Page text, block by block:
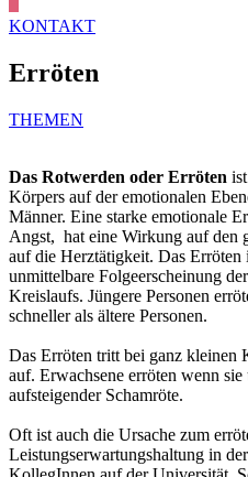
KONTAKT
Erröten
THEMEN
Das Rotwerden oder Erröten
Körpers auf der emotionalen
Männer. Eine starke emotionale
Angst, hat eine Wirkung auf den
auf die Herztätigkeit. Das Erröten
unmittelbare Folgeerscheinung
Kreislaufs. Jüngere Personen
schneller als ältere Personen.
Das Erröten tritt bei ganz kleinen
auf. Erwachsene erröten wenn
aufsteigender Schamröte.
Oft ist auch die Ursache zum
Leistungserwartungshaltung in